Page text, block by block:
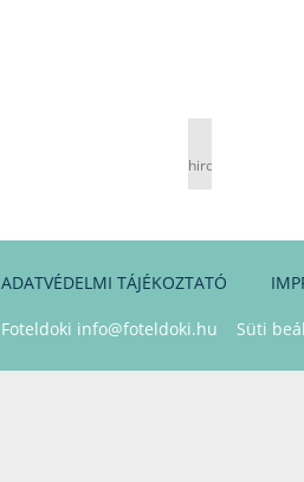
hirdetés
ADATVÉDELMI TÁJÉKOZTATÓ
Foteldoki info@foteldoki.hu Süti